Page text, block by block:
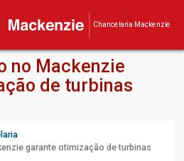
Chancelaria Mackenzie
no Mackenzie
de turbinas
garante otimização de turbinas